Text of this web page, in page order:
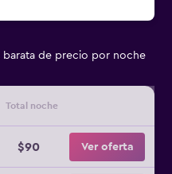
barata de precio por noche
Total noche
$90 Ver oferta